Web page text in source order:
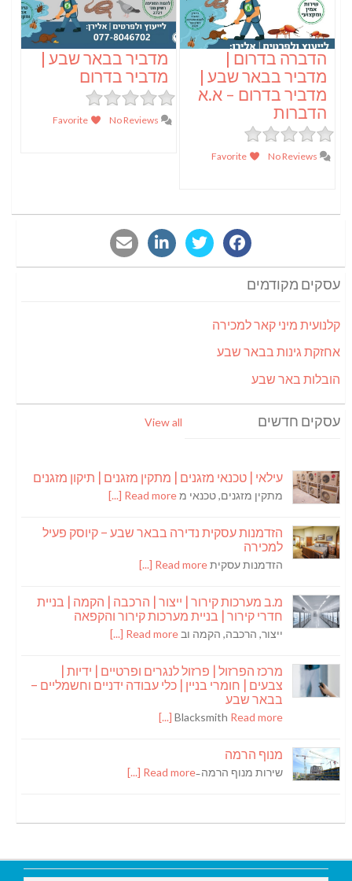
הדברה בדרום |
מדביר בבאר שבע |
מדביר בדרום – א.א
הדברות
מדביר בבאר שבע |
מדביר בדרום
עסקים מקודמים
קלנועית מיני קאר למכירה
אחזקת גינות בבאר שבע
הובלות באר שבע
עסקים חדשים View all
עילאי | טכנאי מזגנים | מתקין מזגנים | תיקון מזגנים
מתקין מזגנים, טכנאי מRead more [...]
הזדמנות עסקית נדירה בבאר שבע – קיוסק פעיל
למכירה
הזדמנות עסקיתRead more [...]
מ.ב מערכות קירור | ייצור | הרכבה | הקמה | בניית
חדרי קירור | בניית מערכות קירור והקפאה
ייצור, הרכבה, הקמה וב Read more [...]
מרכז הפרזול | פרזול לנגרים ופרטיים | ידיות |
צבעים | חומרי בניין | כלי עבודה ידניים וחשמליים –
בבאר שבע
Blacksmith Read more [...]
מנוף הרמה
שירות מנוף הרמה ̵Read more [...]